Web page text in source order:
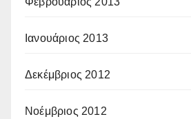
Ιανουάριος 2013
Δεκέμβριος 2012
Νοέμβριος 2012